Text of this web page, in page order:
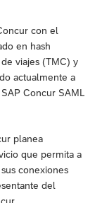
con el
en hash
viajes (TMC) y
actualmente a
Concur SAML
planea
que permita a
conexiones
del